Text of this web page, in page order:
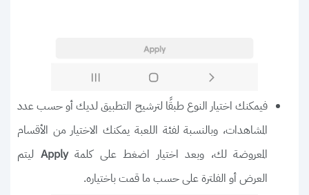
فيمكنك اختيار النوع طبقًا لترشيح التطبيق لديك أو حسب عدد
المشاهدات، وبالنسبة لفئة اللعبة يمكنك الاختيار من الأقسام
المعروضة لك، وبعد اختيار اضغط على كلمةApply ليتم
العرض أو الفلترة على حسب ما قمت باختياره.